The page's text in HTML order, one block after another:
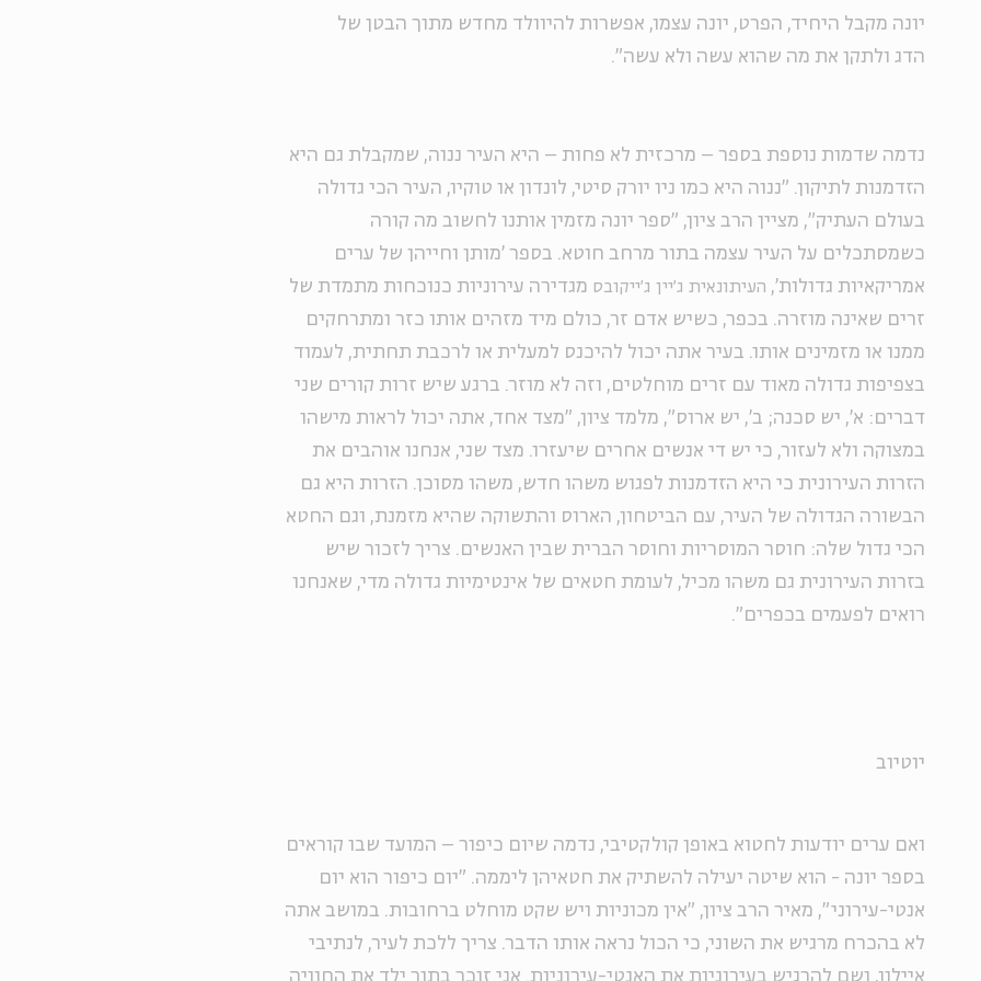
יונה מקבל היחיד, הפרט, יונה עצמו, אפשרות להיוולד מחדש מתוך הבטן של
הדג ולתקן את מה שהוא עשה ולא עשה".
נדמה שדמות נוספת בספר – מרכזית לא פחות – היא העיר ננוה, שמקבלת גם היא
הזדמנות לתיקון. "ננוה היא כמו ניו יורק סיטי, לונדון או טוקיו, העיר הכי גדולה
בעולם העתיק", מציין הרב ציון, "ספר יונה מזמין אותנו לחשוב מה קורה
כשמסתכלים על העיר עצמה בתור מרחב חוטא. בספר 'מותן וחייהן של ערים
אמריקאיות גדולות', העיתונאית ג'יין ג'ייקובס מגדירה עירוניות כנוכחות מתמדת של
זרים שאינה מוזרה. בכפר, כשיש אדם זר, כולם מיד מזהים אותו כזר ומתרחקים
ממנו או מזמינים אותו. בעיר אתה יכול להיכנס למעלית או לרכבת תחתית, לעמוד
בצפיפות גדולה מאוד עם זרים מוחלטים, וזה לא מוזר. ברגע שיש זרות קורים שני
דברים: א', יש סכנה; ב', יש ארוס", מלמד ציון, "מצד אחד, אתה יכול לראות מישהו
במצוקה ולא לעזור, כי יש די אנשים אחרים שיעזרו. מצד שני, אנחנו אוהבים את
הזרות העירונית כי היא הזדמנות לפגוש משהו חדש, משהו מסוכן. הזרות היא גם
הבשורה הגדולה של העיר, עם הביטחון, הארוס והתשוקה שהיא מזמנת, וגם החטא
הכי גדול שלה: חוסר המוסריות וחוסר הברית שבין האנשים. צריך לזכור שיש
בזרות העירונית גם משהו מכיל, לעומת חטאים של אינטימיות גדולה מדי, שאנחנו
רואים לפעמים בכפרים".
יוטיוב
ואם ערים יודעות לחטוא באופן קולקטיבי, נדמה שיום כיפור – המועד שבו קוראים
בספר יונה - הוא שיטה יעילה להשתיק את חטאיהן ליממה. "יום כיפור הוא יום
אנטי-עירוני", מאיר הרב ציון, "אין מכוניות ויש שקט מוחלט ברחובות. במושב אתה
לא בהכרח מרגיש את השוני, כי הכול נראה אותו הדבר. צריך ללכת לעיר, לנתיבי
איילון, ושם להרגיש בעירוניות את האנטי-עירוניות. אני זוכר בתור ילד את החוויה